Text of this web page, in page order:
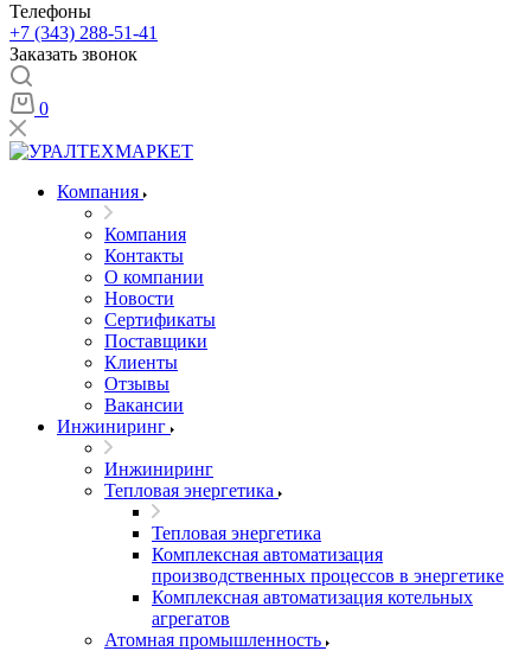
Телефоны
+7 (343) 288-51-41
Заказать звонок
0
Компания
Компания
Контакты
О компании
Новости
Сертификаты
Поставщики
Клиенты
Отзывы
Вакансии
Инжиниринг
Инжиниринг
Тепловая энергетика
Тепловая энергетика
Комплексная автоматизация
производственных процессов в энергетике
Комплексная автоматизация котельных
агрегатов
Атомная промышленность